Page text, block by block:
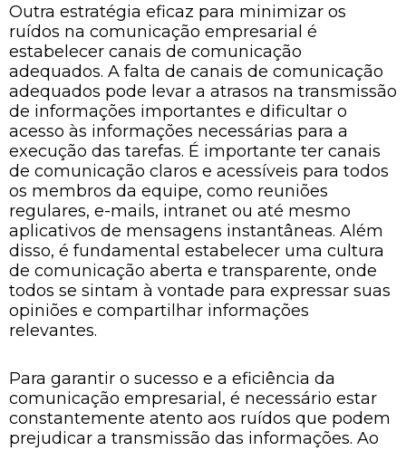
Outra estratégia eficaz para minimizar os
ruídos na comunicação empresarial é
estabelecer canais de comunicação
adequados. A falta de canais de comunicação
adequados pode levar a atrasos na transmissão
de informações importantes e dificultar o
acesso às informações necessárias para a
execução das tarefas. É importante ter canais
de comunicação claros e acessíveis para todos
os membros da equipe, como reuniões
regulares, e-mails, intranet ou até mesmo
aplicativos de mensagens instantâneas. Além
disso, é fundamental estabelecer uma cultura
de comunicação aberta e transparente, onde
todos se sintam à vontade para expressar suas
opiniões e compartilhar informações
relevantes.
Para garantir o sucesso e a eficiência da
comunicação empresarial, é necessário estar
constantemente atento aos ruídos que podem
prejudicar a transmissão das informações. Ao